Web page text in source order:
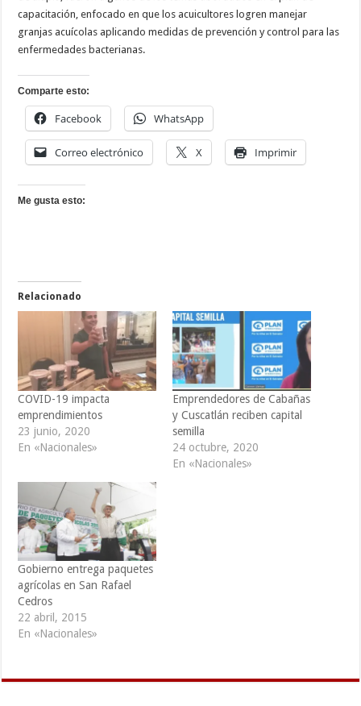
capacitación, enfocado en que los acuicultores logren manejar
granjas acuícolas aplicando medidas de prevención y control para las
enfermedades bacterianas.
Comparte esto:
Facebook WhatsApp
Correo electrónico X Imprimir
Me gusta esto:
Relacionado
COVID-19 impacta
emprendimientos
23 junio, 2020
En «Nacionales»
Emprendedores de Cabañas
y Cuscatlán reciben capital
semilla
24 octubre, 2020
En «Nacionales»
Gobierno entrega paquetes
agrícolas en San Rafael
Cedros
22 abril, 2015
En «Nacionales»